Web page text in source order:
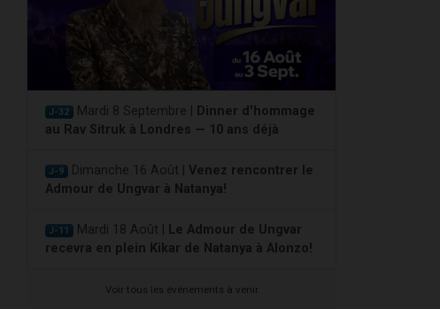
J-32 Mardi 8 Septembre |
Dinner d'hommage
au Rav Sitruk à Londres — 10 ans déjà
J-9 Dimanche 16 Août | Venez rencontrer le
Admour de Ungvar à Natanya!
J-11 Mardi 18 Août |
Le Admour de Ungvar
recevra en plein Kikar de Natanya à Alonzo!
Voir tous les événements à venir